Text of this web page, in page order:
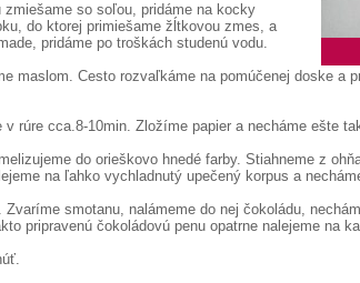
so soľou, pridáme na kocky
do ktorej primiešame žĺtkovou zmes, a
pridáme po troškách studenú vodu.
maslom. Cesto rozvaľkáme na pomúčenej doske a
rúre cca.8-10min. Zložíme papier a necháme ešte
do orieškovo hnedé farby. Stiahneme z
na ľahko vychladnutý upečený korpus a
smotanu, nalámeme do nej čokoládu,
pripravenú čokoládovú penu opatrne nalejeme na